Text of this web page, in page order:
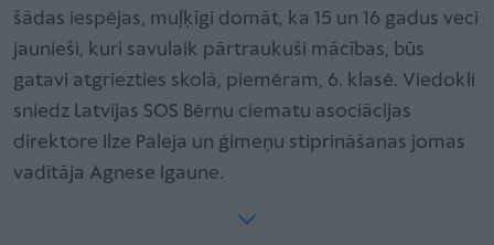
šādas iespējas, muļķīgi domāt, ka 15 un 16 gadus veci
jaunieši, kuri savulaik pārtraukuši mācības, būs
gatavi atgriezties skolā, piemēram, 6. klasē. Viedokli
sniedz Latvijas SOS Bērnu ciematu asociācijas
direktore Ilze Paleja un ģimeņu stiprināšanas jomas
vadītāja Agnese Igaune.